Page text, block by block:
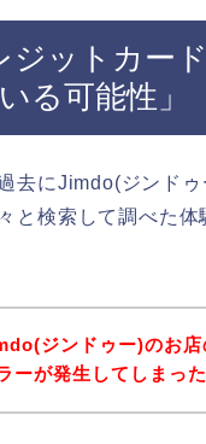
ットカー
る可能性」
去にJimdo(ジンド
と検索して調べた
ジンドゥー)のお
ーが発生してしまった